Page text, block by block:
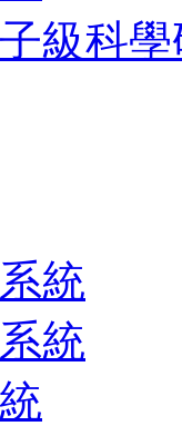
級科
統
統